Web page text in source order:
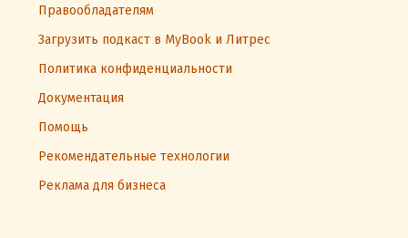
Правообладателям
Загрузить подкаст в MyBook и Литрес
Политика конфиденциальности
Документация
Помощь
Рекомендательные технологии
Реклама для бизнеса